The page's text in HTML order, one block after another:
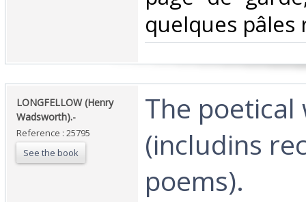
quelques pâles
‎LONGFELLOW (Henry
Wadsworth).-‎
Reference : 25795
See the book
‎The poetical
(includins
poems).‎